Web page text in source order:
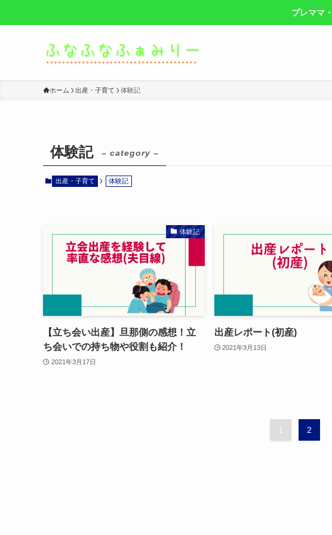
プレママ
ホーム 出産・子育て 体験記
体験記 – category –
出産・子育て 体験記
体験記
【立ち会い出産】旦那側の感想！立
ち会いでの持ち物や役割も紹介！
2021年3月17日
出産レポート(初産)
2021年3月13日
1 2